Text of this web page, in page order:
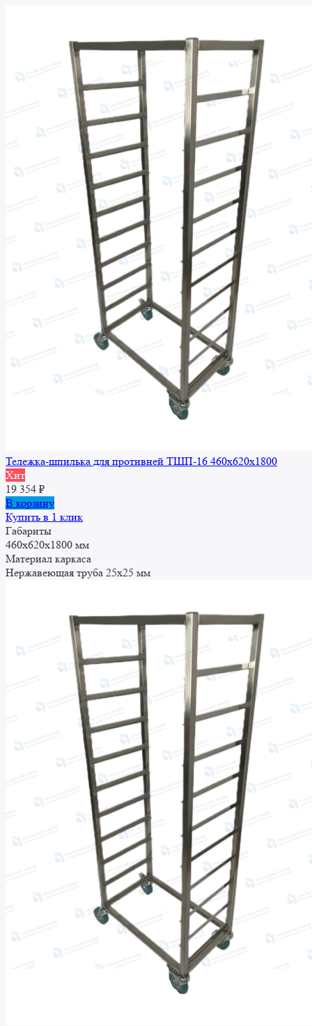
Тележка-шпилька для противней ТШП-16 460x620x1800
Хит
19 354 ₽
В корзину
Купить в 1 клик
Габариты
460x620x1800 мм
Материал каркаса
Нержавеющая труба 25x25 мм